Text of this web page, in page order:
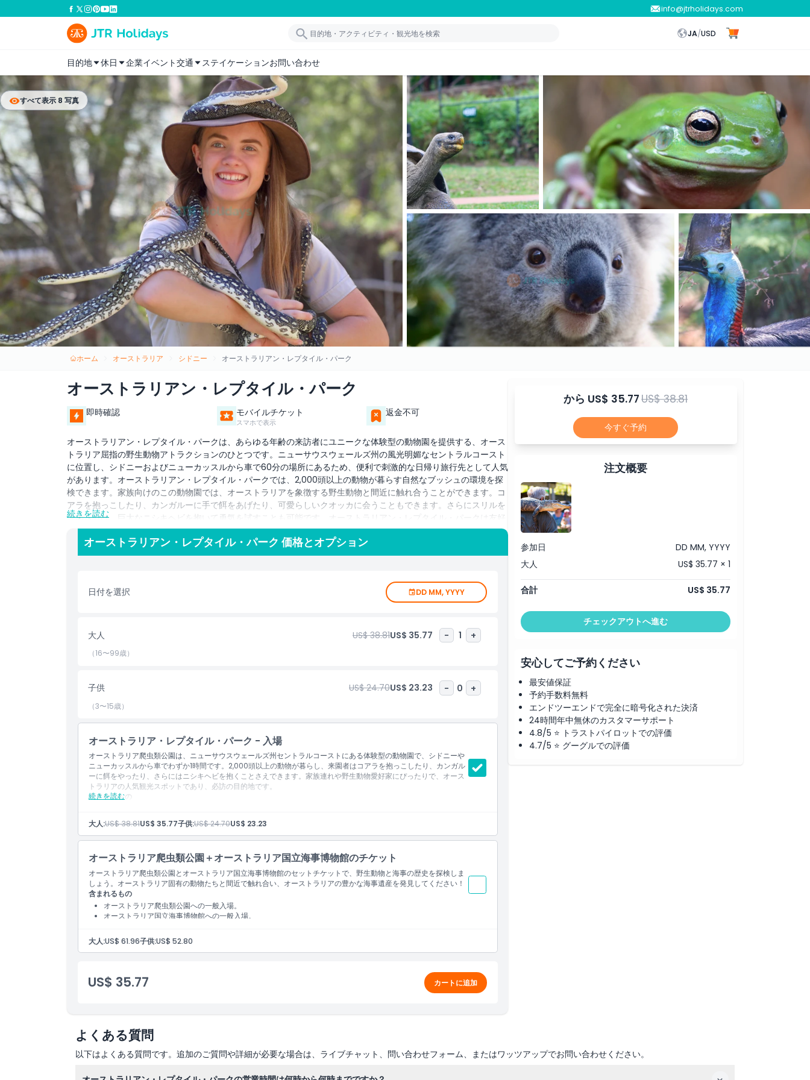
info@jtrholidays.com
JA/USD
目的地 休日 企業イベント交通 ステイケーションお問い合わせ
すべて表示 8 写真
ホーム オーストラリア シドニー オーストラリアン・レプタイル・パーク
オーストラリアン・レプタイル・パーク
即時確認 モバイルチケット
スマホで表示
返金不可
オーストラリアン・レプタイル・パークは、あらゆる年齢の来訪者にユニークな体験型の動物園を提供する、オース
トラリア屈指の野生動物アトラクションのひとつです。ニューサウスウェールズ州の風光明媚なセントラルコースト
に位置し、シドニーおよびニューカッスルから車で60分の場所にあるため、便利で刺激的な日帰り旅行先として人気
があります。オーストラリアン・レプタイル・パークでは、2,000頭以上の動物が暮らす自然なブッシュの環境を探
検できます。家族向けのこの動物園では、オーストラリアを象徴する野生動物と間近に触れ合うことができます。コ
アラを抱っこしたり、カンガルーに手で餌をあげたり、可愛らしいクオッカに会うこともできます。さらにスリルを
求める方は、巨大なニシキヘビを抱いて勇気を試すことも可能です。オーストラリアン・レプタイル・パークは友好
的なディンゴや魅力的な爬虫類展示でも知られており、セントラルコーストで人気のある観光スポットです。この必
見の野生動物パークは単なる娯楽施設ではなく、保全と教育の重要な役割も果たしています。地元の方でも観光客で
も、安全でインタラクティブな形でオーストラリアの素晴らしい動物たちを体験するのに最適な場所です。オースト
含まれるもの
子供／大人ポリシー
除外事項
対象外
営業時間
注意事項
場所
引換方法
続きを読む
オーストラリアン・レプタイル・パーク 価格とオプション
日付を選択 DD MM, YYYY
大人 US$ 38.81US$ 35.77 - 1 +
（16〜99歳）
子供 US$ 24.70US$ 23.23 - 0 +
（3〜15歳）
オーストラリア・レプタイル・パーク - 入場
オーストラリア爬虫類公園は、ニューサウスウェールズ州セントラルコーストにある体験型の動物園で、シドニーや
ニューカッスルから車でわずか1時間です。2,000頭以上の動物が暮らし、来園者はコアラを抱っこしたり、カンガル
ーに餌をやったり、さらにはニシキヘビを抱くことさえできます。家族連れや野生動物愛好家にぴったりで、オース
トラリアの人気観光スポットであり、必訪の目的地です。
続きを読む
含まれるもの
すべてのショーおよび展示へのアクセス
英語のガイドブック
現地駐車場利用
大人:US$ 38.81US$ 35.77子供:US$ 24.70US$ 23.23
オーストラリア爬虫類公園＋オーストラリア国立海事博物館のチケット
オーストラリア爬虫類公園とオーストラリア国立海事博物館のセットチケットで、野生動物と海事の歴史を探検しま
しょう。オーストラリア固有の動物たちと間近で触れ合い、オーストラリアの豊かな海事遺産を発見してください！
含まれるもの
オーストラリア爬虫類公園への一般入場。
オーストラリア国立海事博物館への一般入場。
大人:US$ 61.96子供:US$ 52.80
US$ 35.77 カートに追加
から US$ 35.77US$ 38.81
今すぐ予約
注文概要
参加日
DD MM, YYYY
大人
US$ 35.77 × 1
合計 US$ 35.77
チェックアウトへ進む
安心してご予約ください
最安値保証
予約手数料無料
エンドツーエンドで完全に暗号化された決済
24時間年中無休のカスタマーサポート
4.8/5 ⭐ トラストパイロットでの評価
4.7/5 ⭐ グーグルでの評価
よくある質問
以下はよくある質問です。追加のご質問や詳細が必要な場合は、ライブチャット、問い合わせフォーム、またはワッツアップでお問い合わせください。